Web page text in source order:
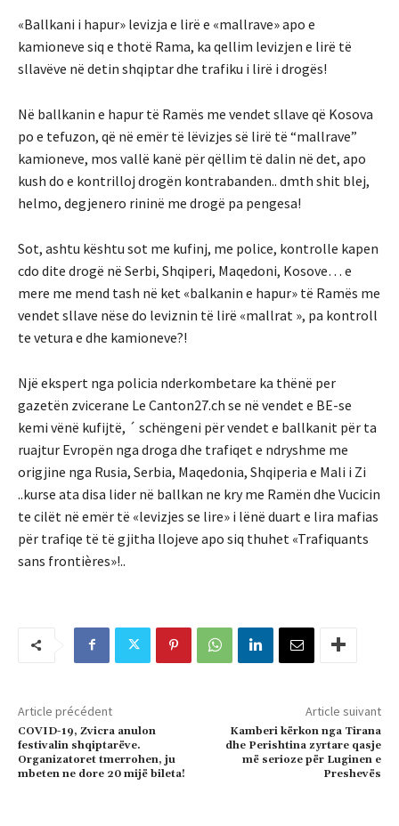
«Ballkani i hapur» levizja e lirë e «mallrave» apo e
kamioneve siq e thotë Rama, ka qellim levizjen e lirë të
sllavëve në detin shqiptar dhe trafiku i lirë i drogës!
Në ballkanin e hapur të Ramës me vendet sllave që Kosova
po e tefuzon, që në emër të lëvizjes së lirë të “mallrave”
kamioneve, mos vallë kanë për qëllim të dalin në det, apo
kush do e kontrilloj drogën kontrabanden.. dmth shit blej,
helmo, degjenero rininë me drogë pa pengesa!
Sot, ashtu kështu sot me kufinj, me police, kontrolle kapen
cdo dite drogë në Serbi, Shqiperi, Maqedoni, Kosove… e
mere me mend tash në ket «balkanin e hapur» të Ramës me
vendet sllave nëse do leviznin të lirë «mallrat », pa kontroll
te vetura e dhe kamioneve?!
Një ekspert nga policia nderkombetare ka thënë per
gazetën zvicerane Le Canton27.ch se në vendet e BE-se
kemi vënë kufijtë, ´ schëngeni për vendet e ballkanit për ta
ruajtur Evropën nga droga dhe trafiqet e ndryshme me
origjine nga Rusia, Serbia, Maqedonia, Shqiperia e Mali i Zi
..kurse ata disa lider në ballkan ne kry me Ramën dhe Vucicin
te cilët në emër të «levizjes se lire» i lënë duart e lira mafias
për trafiqe të të gjitha llojeve apo siq thuhet «Trafiquants
sans frontières»!..
Article précédent
COVID-19, Zvicra anulon
festivalin shqiptarëve.
Organizatoret tmerrohen, ju
mbeten ne dore 20 mijë bileta!
Article suivant
Kamberi kërkon nga Tirana
dhe Perishtina zyrtare qasje
më serioze për Luginen e
Preshevës